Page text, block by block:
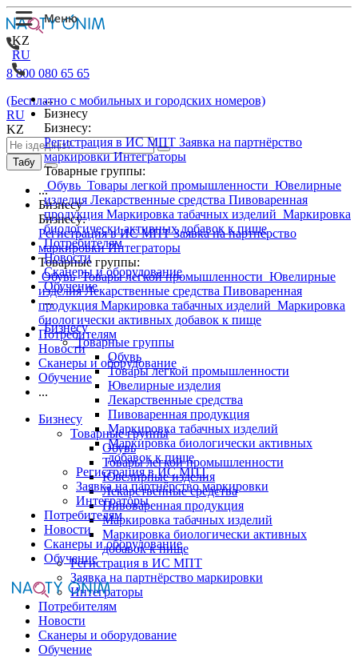
KZ
RU
...
Бизнесу
Бизнесу:
Регистрация в ИС МПТ Заявка на партнёрство
маркировкиИнтеграторы
Товарные группы:
Обувь Товары легкой промышленности Ювелирные
изделия Лекарственные средства Пивоваренная
продукция Маркировка табачных изделий Маркировка
биологически активных добавок к пище
Потребителям
Новости
Сканеры и оборудование
Обучение
...
Бизнесу
Товарные группы
Обувь
Товары легкой промышленности
Ювелирные изделия
Лекарственные средства
Пивоваренная продукция
Маркировка табачных изделий
Маркировка биологически активных
добавок к пище
Регистрация в ИС МПТ
Заявка на партнёрство маркировки
Интеграторы
Потребителям
Новости
Сканеры и оборудование
Обучение
8 800 080 65 65
(Бесплатно с мобильных и городских номеров)
RU
KZ
Табу
...
Бизнесу
Бизнесу:
Регистрация в ИС МПТЗаявка на партнёрство
маркировкиИнтеграторы
Товарные группы:
ОбувьТовары легкой промышленности Ювелирные
изделияЛекарственные средства Пивоваренная
продукция Маркировка табачных изделий Маркировка
биологически активных добавок к пище
Потребителям
Новости
Сканеры и оборудование
Обучение
...
Бизнесу
Товарные группы
Обувь
Товары легкой промышленности
Ювелирные изделия
Лекарственные средства
Пивоваренная продукция
Маркировка табачных изделий
Маркировка биологически активных
добавок к пище
Регистрация в ИС МПТ
Заявка на партнёрство маркировки
Интеграторы
Потребителям
Новости
Сканеры и оборудование
Обучение